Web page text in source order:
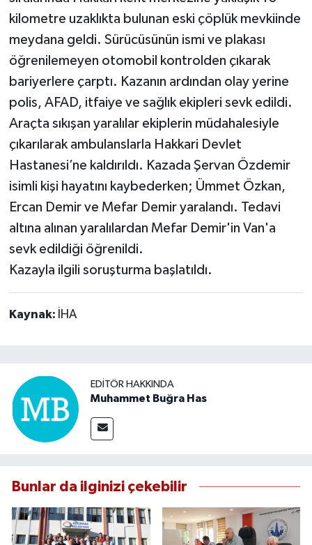
kilometre uzaklıkta bulunan eski çöplük mevkiinde
meydana geldi. Sürücüsünün ismi ve plakası
öğrenilemeyen otomobil kontrolden çıkarak
bariyerlere çarptı. Kazanın ardından olay yerine
polis, AFAD, itfaiye ve sağlık ekipleri sevk edildi.
Araçta sıkışan yaralılar ekiplerin müdahalesiyle
çıkarılarak ambulanslarla Hakkari Devlet
Hastanesi’ne kaldırıldı. Kazada Şervan Özdemir
isimli kişi hayatını kaybederken; Ümmet Özkan,
Ercan Demir ve Mefar Demir yaralandı. Tedavi
altına alınan yaralılardan Mefar Demir'in Van'a
sevk edildiği öğrenildi.
Kazayla ilgili soruşturma başlatıldı.
Kaynak: İHA
EDITÖR HAKKINDA
Muhammet Buğra Has
Bunlar da ilginizi çekebilir